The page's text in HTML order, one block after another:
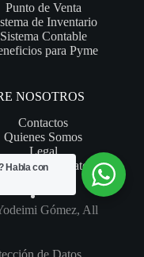
Punto de Venta
de Inventario
Sistema Contable
para Pyme
NOSOTROS
Contactos
Quienes Somos
Legal
de Datos
Gómez, All
de Datos
Habla con